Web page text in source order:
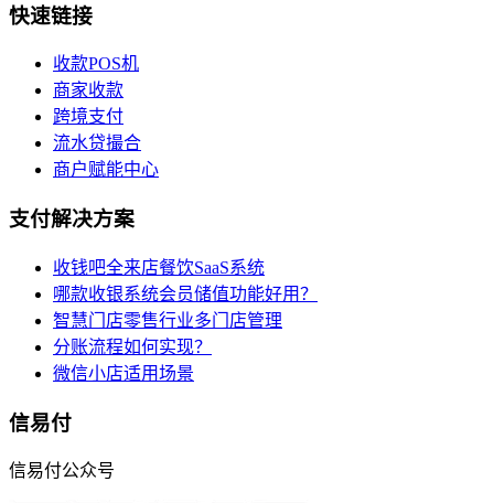
快速链接
收款POS机
商家收款
跨境支付
流水贷撮合
商户赋能中心
支付解决方案
收钱吧全来店餐饮SaaS系统
哪款收银系统会员储值功能好用？
智慧门店零售行业多门店管理
分账流程如何实现？
微信小店适用场景
信易付
信易付公众号